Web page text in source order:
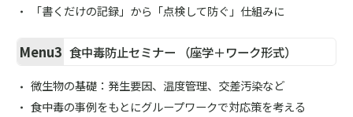
「書くだけの記録」から「点検して防ぐ」仕組みに
Menu3 食中毒防止セミナー （座学＋ワーク形式）
微生物の基礎：発生要因、温度管理、交差汚染など
食中毒の事例をもとにグループワークで対応策を考える